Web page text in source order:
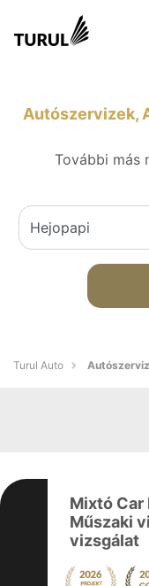
Autószervizek,
További más
Turul Auto
Mixtó
Műszaki
vizsgálat